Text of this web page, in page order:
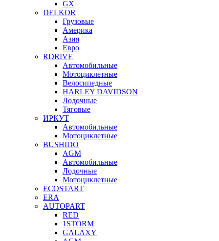
GX
DELKOR
Грузовые
Америка
Азия
Евро
RDRIVE
Автомобильные
Мотоциклетные
Велосипедные
HARLEY DAVIDSON
Лодочные
Тяговые
ИРКУТ
Автомобильные
Мотоциклетные
BUSHIDO
AGM
Автомобильные
Лодочные
Мотоциклетные
ECOSTART
ERA
AUTOPART
RED
1STORM
GALAXY